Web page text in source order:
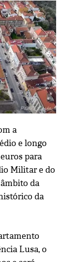
a
e longo
para
Militar e do
da
da
Lusa, o